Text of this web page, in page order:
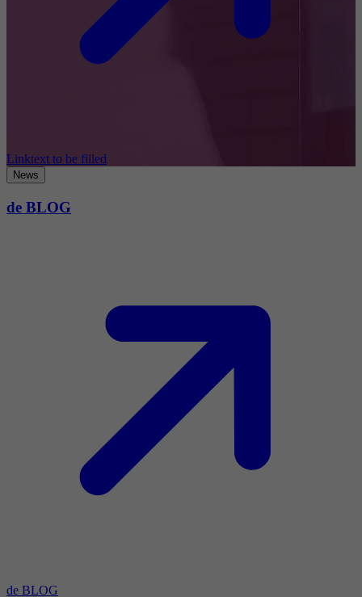
Linktext to be filled
News
de BLOG
de BLOG